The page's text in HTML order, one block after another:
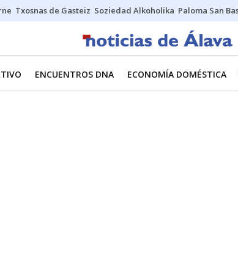
Txosnas de Gasteiz Soziedad Alkoholika Paloma San
ENCUENTROS DNA ECONOMÍA DOMÉSTICA